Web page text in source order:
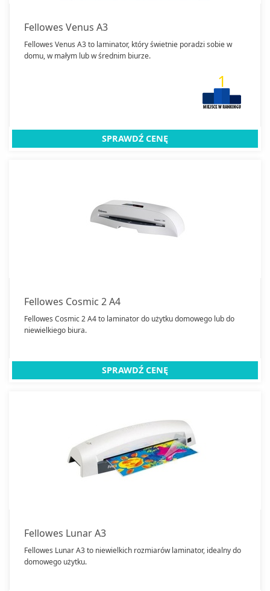
Fellowes Venus A3
Fellowes Venus A3 to laminator, który świetnie poradzi sobie w
domu, w małym lub w średnim biurze.
1
SPRAWDŹ CENĘ
Fellowes Cosmic 2 A4
Fellowes Cosmic 2 A4 to laminator do użytku domowego lub do
niewielkiego biura.
SPRAWDŹ CENĘ
Fellowes Lunar A3
Fellowes Lunar A3 to niewielkich rozmiarów laminator, idealny do
domowego użytku.